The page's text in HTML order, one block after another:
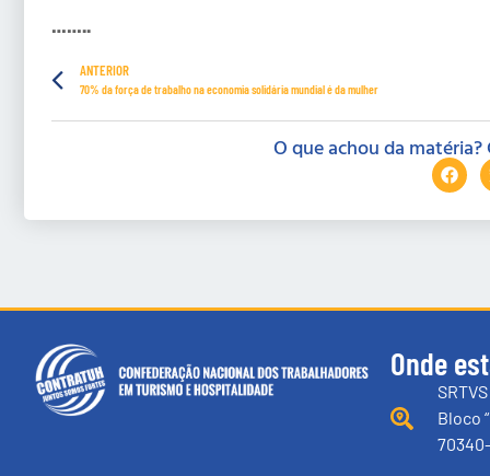
……..
ANTERIOR
70% da força de trabalho na economia solidária mundial é da mulher
O que achou da
Onde
Bloco